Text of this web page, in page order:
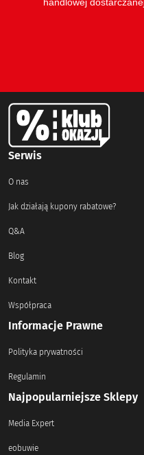
Serwis
O nas
Jak działają kupony rabatowe?
Q&A
Blog
Kontakt
Współpraca
Informacje Prawne
Polityka prywatności
Regulamin
Najpopularniejsze Sklepy
Media Expert
eobuwie